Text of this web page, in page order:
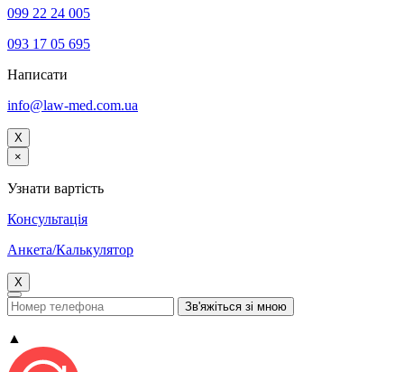
099 22 24 005
093 17 05 695
Написати
info@law-med.com.ua
X
×
Узнати вартість
Консультацiя
Анкета/Калькулятор
X
▲